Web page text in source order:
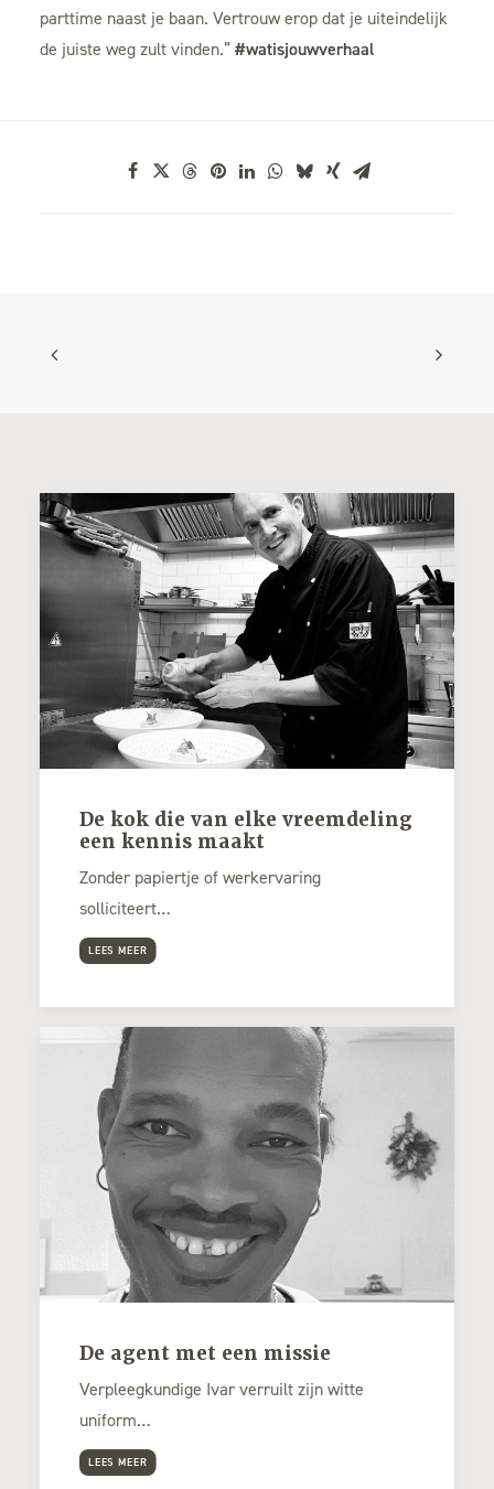
parttime naast je baan. Vertrouw erop dat je uiteindelijk
de juiste weg zult vinden.”#watisjouwverhaal
De kok die van elke vreemdeling
een kennis maakt
Zonder papiertje of werkervaring
solliciteert…
LEES MEER
De agent met een missie
Verpleegkundige Ivar verruilt zijn witte
uniform…
LEES MEER